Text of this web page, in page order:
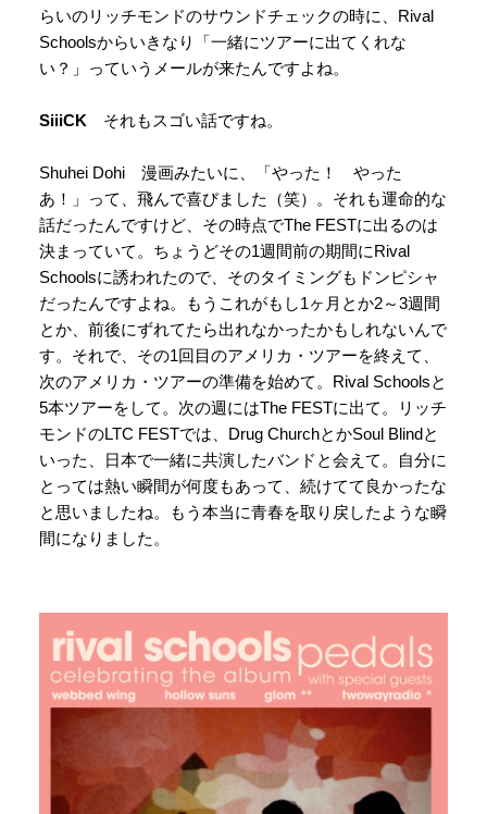
らいのリッチモンドのサウンドチェックの時に、Rival
Schoolsからいきなり「一緒にツアーに出てくれな
い？」っていうメールが来たんですよね。
SiiiCK それもスゴい話ですね。
Shuhei Dohi 漫画みたいに、「やった！ やった
あ！」って、飛んで喜びました（笑）。それも運命的な
話だったんですけど、その時点でThe FESTに出るのは
決まっていて。ちょうどその1週間前の期間にRival
Schoolsに誘われたので、そのタイミングもドンピシャ
だったんですよね。もうこれがもし1ヶ月とか2～3週間
とか、前後にずれてたら出れなかったかもしれないんで
す。それで、その1回目のアメリカ・ツアーを終えて、
次のアメリカ・ツアーの準備を始めて。Rival Schoolsと
5本ツアーをして。次の週にはThe FESTに出て。リッチ
モンドのLTC FESTでは、Drug ChurchとかSoul Blindと
いった、日本で一緒に共演したバンドと会えて。自分に
とっては熱い瞬間が何度もあって、続けてて良かったな
と思いましたね。もう本当に青春を取り戻したような瞬
間になりました。